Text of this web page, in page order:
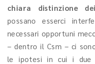
chiara distinzione
possano esserci
necessari opportuni
– dentro il Csm – ci
le ipotesi in cui i due